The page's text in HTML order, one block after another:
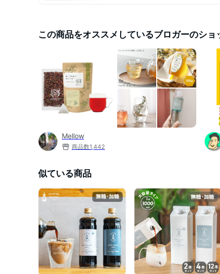
この商品をオススメしているブロガーのショ
Mellow
商品数1,442
似ている商品